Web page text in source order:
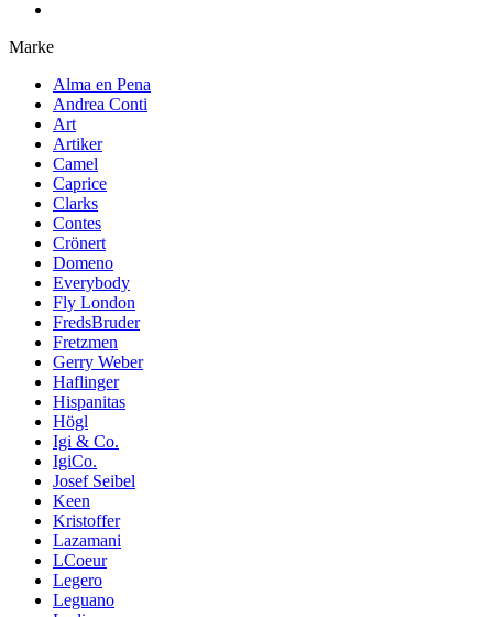
Marke
Alma en Pena
Andrea Conti
Art
Artiker
Camel
Caprice
Clarks
Contes
Crönert
Domeno
Everybody
Fly London
FredsBruder
Fretzmen
Gerry Weber
Haflinger
Hispanitas
Högl
Igi & Co.
IgiCo.
Josef Seibel
Keen
Kristoffer
Lazamani
LCoeur
Legero
Leguano